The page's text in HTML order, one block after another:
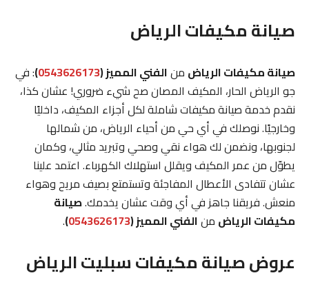
صيانة مكيفات الرياض
صيانة مكيفات الرياضمنالفني المميز (0543626173
): في
جو الرياض الحار، المكيف المصان صح شيء ضروري! عشان كذا،
نقدم خدمة صيانة مكيفات شاملة لكل أجزاء المكيف، داخليًا
وخارجيًا. نوصلك في أي حي من أحياء الرياض، من شمالها
لجنوبها، ونضمن لك هواء نقي وصحي وتبريد مثالي، وكمان
يطوّل من عمر المكيف ويقلل استهلاك الكهرباء. اعتمد علينا
عشان تتفادى الأعطال المفاجئة وتستمتع بصيف مريح وهواء
منعش. فريقنا جاهز في أي وقت عشان يخدمك.صيانة
مكيفات الرياضمنالفني المميز (0543626173
)
.
عروض صيانة مكيفات سبليت الرياض